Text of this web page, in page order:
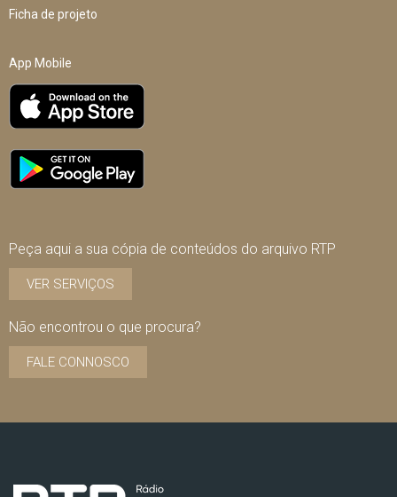
Ficha de projeto
App Mobile
Peça aqui a sua cópia de conteúdos do arquivo RTP
VER SERVIÇOS
Não encontrou o que procura?
FALE CONNOSCO